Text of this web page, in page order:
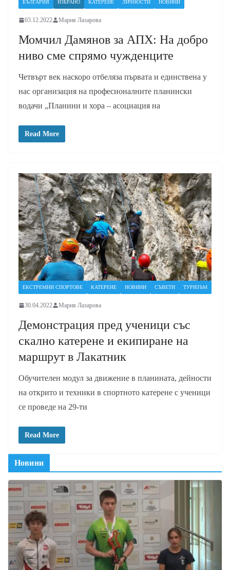
БЪЛГАРИЯ ИЗБРАНО КАТЕРЕНЕ ЛИЧНОСТИ НОВИНИ
03.12.2022 Мария Лазарова
Момчил Дамянов за АПХ: На добро
ниво сме спрямо чужденците
Четвърт век наскоро отбеляза първата и единствена у
нас организация на професионалните планински
водачи „Планини и хора – асоциация на
Read More
ЕКСТРЕМНИ СПОРТОВЕ КАТЕРЕНЕ НОВИНИ СЪВЕТИ ТУРИЗЪМ
30.04.2022 Мария Лазарова
Демонстрация пред ученици със
скално катерене и екипиране на
маршрут в Лакатник
Обучителен модул за движение в планината, дейности
на открито и техники в спортното катерене с ученици
се проведе на 29-ти
Read More
Новини